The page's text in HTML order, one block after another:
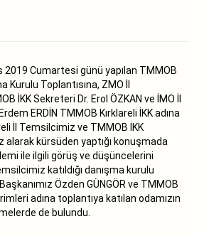
2019 Cumartesi günü yapılan TMMOB
Kurulu Toplantısına, ZMO İl
İKK Sekreteri Dr. Erol ÖZKAN ve İMO İl
ERDİN TMMOB Kırklareli İKK adına
İl Temsilcimiz ve TMMOB İKK
alarak kürsüden yaptığı konuşmada
ile ilgili görüş ve düşüncelerini
katıldığı danışma kurulu
Özden GÜNGÖR ve TMMOB
adına toplantıya katılan odamızın
de bulundu.